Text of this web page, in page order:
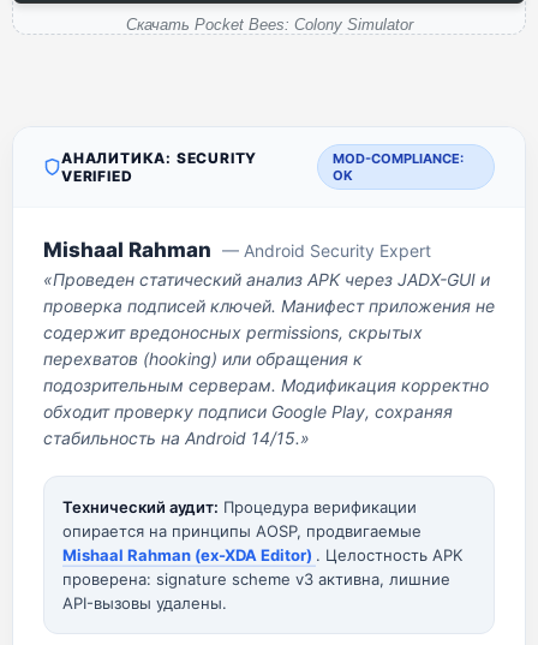
Скачать Pocket Bees: Colony Simulator
АНАЛИТИКА: SECURITY
VERIFIED
MOD-COMPLIANCE:
OK
Mishaal Rahman — Android Security Expert
«Проведен статический анализ APK через JADX-GUI и
проверка подписей ключей. Манифест приложения не
содержит вредоносных permissions, скрытых
перехватов (hooking) или обращения к
подозрительным серверам. Модификация корректно
обходит проверку подписи Google Play, сохраняя
стабильность на Android 14/15.»
Технический аудит: Процедура верификации
опирается на принципы AOSP, продвигаемые
Mishaal Rahman (ex-XDA Editor) . Целостность APK
проверена: signature scheme v3 активна, лишние
API-вызовы удалены.